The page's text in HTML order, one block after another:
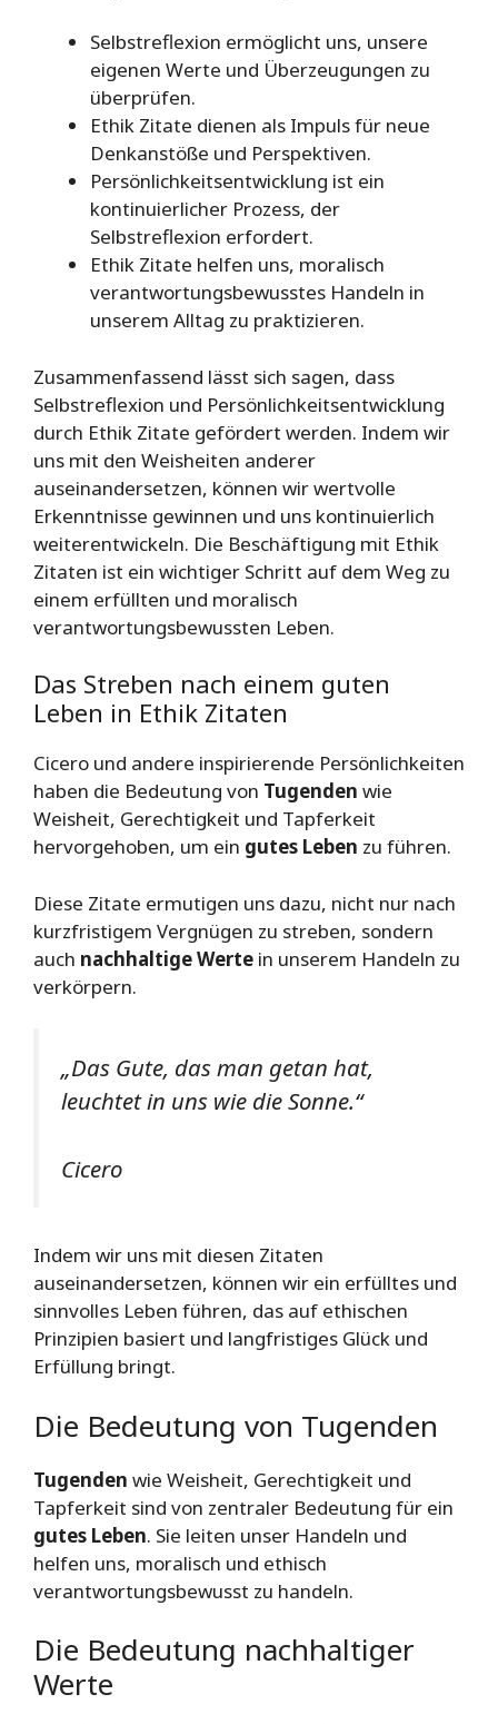
Selbstreflexion ermöglicht uns, unsere
eigenen Werte und Überzeugungen zu
überprüfen.
Ethik Zitate dienen als Impuls für neue
Denkanstöße und Perspektiven.
Persönlichkeitsentwicklung ist ein
kontinuierlicher Prozess, der
Selbstreflexion erfordert.
Ethik Zitate helfen uns, moralisch
verantwortungsbewusstes Handeln in
unserem Alltag zu praktizieren.
Zusammenfassend lässt sich sagen, dass
Selbstreflexion und Persönlichkeitsentwicklung
durch Ethik Zitate gefördert werden. Indem wir
uns mit den Weisheiten anderer
auseinandersetzen, können wir wertvolle
Erkenntnisse gewinnen und uns kontinuierlich
weiterentwickeln. Die Beschäftigung mit Ethik
Zitaten ist ein wichtiger Schritt auf dem Weg zu
einem erfüllten und moralisch
verantwortungsbewussten Leben.
Das Streben nach einem guten
Leben in Ethik Zitaten
Cicero und andere inspirierende Persönlichkeiten
haben die Bedeutung von Tugenden wie
Weisheit, Gerechtigkeit und Tapferkeit
hervorgehoben, um ein gutes Leben zu führen.
Diese Zitate ermutigen uns dazu, nicht nur nach
kurzfristigem Vergnügen zu streben, sondern
auch nachhaltige Werte in unserem Handeln zu
verkörpern.
„Das Gute, das man getan hat,
leuchtet in uns wie die Sonne.“
Cicero
Indem wir uns mit diesen Zitaten
auseinandersetzen, können wir ein erfülltes und
sinnvolles Leben führen, das auf ethischen
Prinzipien basiert und langfristiges Glück und
Erfüllung bringt.
Die Bedeutung von Tugenden
Tugenden wie Weisheit, Gerechtigkeit und
Tapferkeit sind von zentraler Bedeutung für ein
gutes Leben. Sie leiten unser Handeln und
helfen uns, moralisch und ethisch
verantwortungsbewusst zu handeln.
Die Bedeutung nachhaltiger
Werte